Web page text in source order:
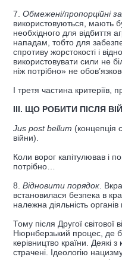
7. Обмежені/пропорційні
використовуються, мають
необхідного для відбиття
нападам, тобто для
спротиву жорстокості і
використовувати сили не
ніж потрібно» не
І третя частина критеріїв,
ІІІ. ЩО РОБИТИ ПІСЛЯ
Jus post bellum (концепція
війни).
Коли ворог капітулював і
потрібно…
8. Відновити порядок .
встановилася безпека в
належна діяльність органів
Тому після Другої світової
Нюрнберзький процес, де
керівництво країни. Деякі з
страчені. Ідеологію